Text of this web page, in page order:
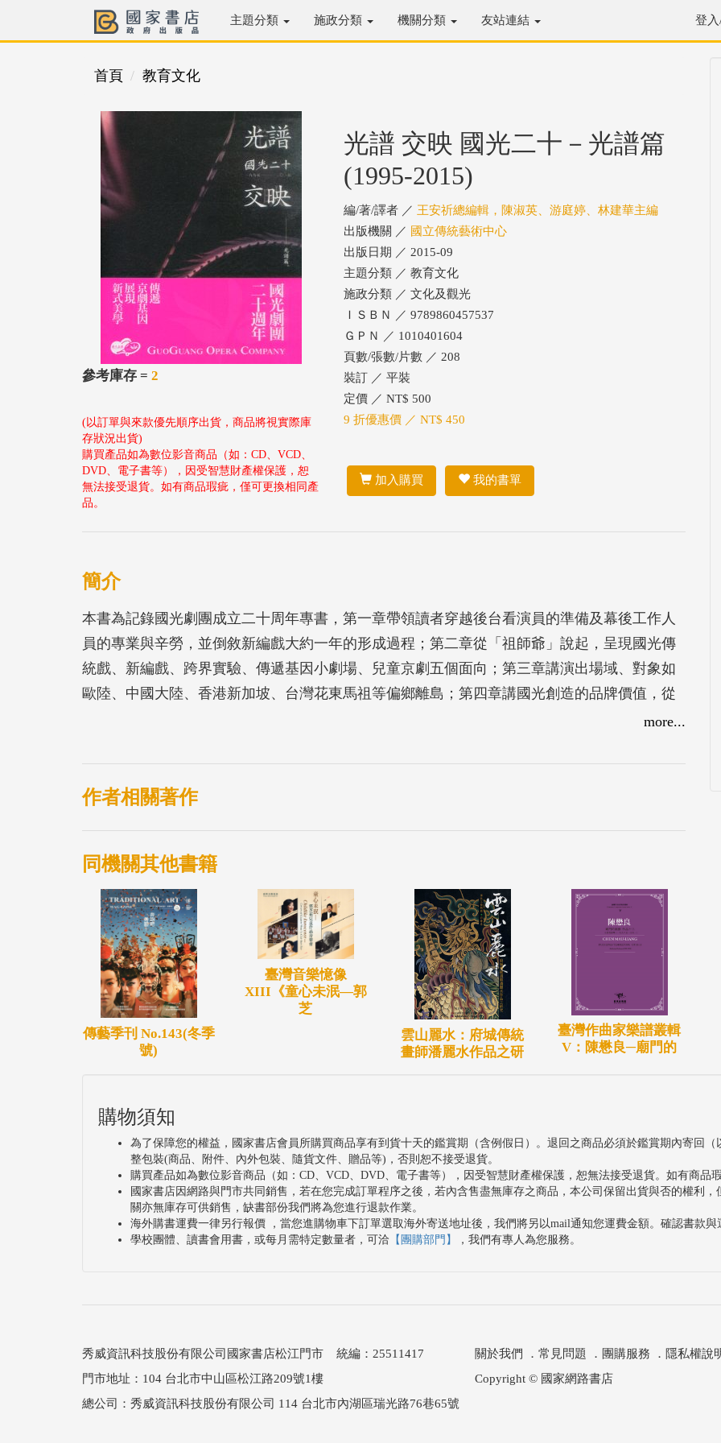
主題分類 施政分類 機關分類 友站連結 登
首頁 教育文化
參考庫存 = 2
(以訂單與來款優先順序出貨，商品將視實際庫
存狀況出貨)
購買產品如為數位影音商品（如：CD、VCD、
DVD、電子書等），因受智慧財產權保護，恕
無法接受退貨。如有商品瑕疵，僅可更換相同產
品。
光譜 交映 國光二十－光譜篇
(1995-2015)
編/著/譯者 ／ 王安祈總編輯，陳淑英、游庭婷、林建華主編
出版機關 ／ 國立傳統藝術中心
出版日期 ／ 2015-09
主題分類 ／ 教育文化
施政分類 ／ 文化及觀光
ＩＳＢＮ ／ 9789860457537
ＧＰＮ ／ 1010401604
頁數/張數/片數 ／ 208
裝訂 ／ 平裝
定價 ／ NT$ 500
9 折優惠價 ／ NT$ 450
加入購買 我的書單
簡介
本書為記錄國光劇團成立二十周年專書，第一章帶領讀者穿越後台看演員的準備及幕後工作人
員的專業與辛勞，並倒敘新編戲大約一年的形成過程；第二章從「祖師爺」說起，呈現國光傳
統戲、新編戲、跨界實驗、傳遞基因小劇場、兒童京劇五個面向；第三章講演出場域、對象如
歐陸、中國大陸、香港新加坡、台灣花東馬祖等偏鄉離島；第四章講國光創造的品牌價值，從
而建立與企業界、校園、戲迷、各界朋友的深厚友誼。結尾展望即將於今年底完工的臺灣戲曲
more...
作者相關著作
同機關其他書籍
傳藝季刊 No.143(冬季
號)
臺灣音樂憶像
XIII《童心未泯—郭
芝
雲山麗水：府城傳統
畫師潘麗水作品之研
臺灣作曲家樂譜叢輯
V：陳懋良─廟門的
購物須知
為了保障您的權益，國家書店會員所購買商品享有到貨十天的鑑賞期（含例假日）。退回之商品必須於鑑賞期內寄回
整包裝(商品、附件、內外包裝、隨貨文件、贈品等)，否則恕不接受退貨。
購買產品如為數位影音商品（如：CD、VCD、DVD、電子書等），因受智慧財產權保護，恕無法接受退貨。如有商品
國家書店因網路與門市共同銷售，若在您完成訂單程序之後，若內含售盡無庫存之商品，本公司保留出貨與否的權利
關亦無庫存可供銷售，缺書部份我們將為您進行退款作業。
海外購書運費一律另行報價 ，當您進購物車下訂單選取海外寄送地址後，我們將另以mail通知您運費金額。確認書款
學校團體、讀書會用書，或每月需特定數量者，可洽 【團購部門】 ，我們有專人為您服務。
秀威資訊科技股份有限公司國家書店松江門市 統編：25511417
門市地址：104 台北市中山區松江路209號1樓
關於我們 ． 常見問題 ． 團購服務 ． 隱私權說
Copyright © 國家網路書店
總公司：秀威資訊科技股份有限公司 114 台北市內湖區瑞光路76巷65號